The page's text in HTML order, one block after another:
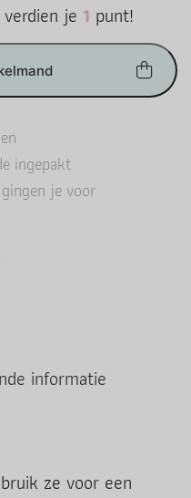
je 1 punt!
ingepakt
je voor
informatie
ze voor een